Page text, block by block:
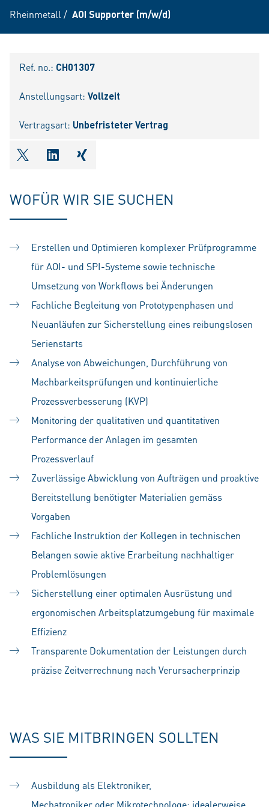
Rheinmetall / AOI Supporter (m/w/d)
Ref. no.: CH01307
Anstellungsart: Vollzeit
Vertragsart: Unbefristeter Vertrag
shareOntwitter
shareOnlinkedIn
shareOnxing
WOFÜR WIR SIE SUCHEN
Erstellen und Optimieren komplexer Prüfprogramme
für AOI- und SPI-Systeme sowie technische
Umsetzung von Workflows bei Änderungen
Fachliche Begleitung von Prototypenphasen und
Neuanläufen zur Sicherstellung eines reibungslosen
Serienstarts
Analyse von Abweichungen, Durchführung von
Machbarkeitsprüfungen und kontinuierliche
Prozessverbesserung (KVP)
Monitoring der qualitativen und quantitativen
Performance der Anlagen im gesamten
Prozessverlauf
Zuverlässige Abwicklung von Aufträgen und proaktive
Bereitstellung benötigter Materialien gemäss
Vorgaben
Fachliche Instruktion der Kollegen in technischen
Belangen sowie aktive Erarbeitung nachhaltiger
Problemlösungen
Sicherstellung einer optimalen Ausrüstung und
ergonomischen Arbeitsplatzumgebung für maximale
Effizienz
Transparente Dokumentation der Leistungen durch
präzise Zeitverrechnung nach Verursacherprinzip
WAS SIE MITBRINGEN SOLLTEN
Ausbildung als Elektroniker,
Mechatroniker oder Mikrotechnologe; idealerweise